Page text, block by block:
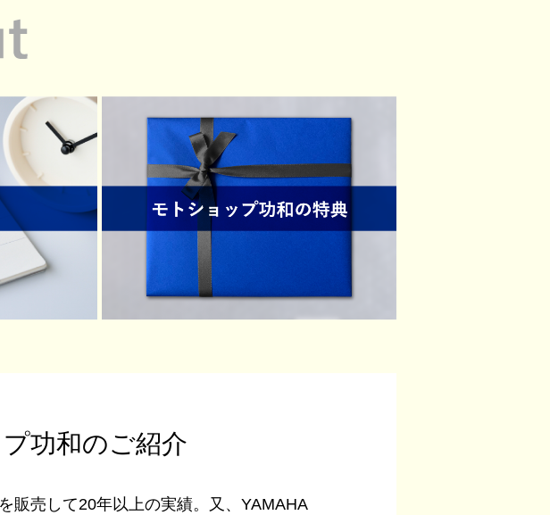
功和のご紹介
販売して20年以上の実績。又、YAMAHA